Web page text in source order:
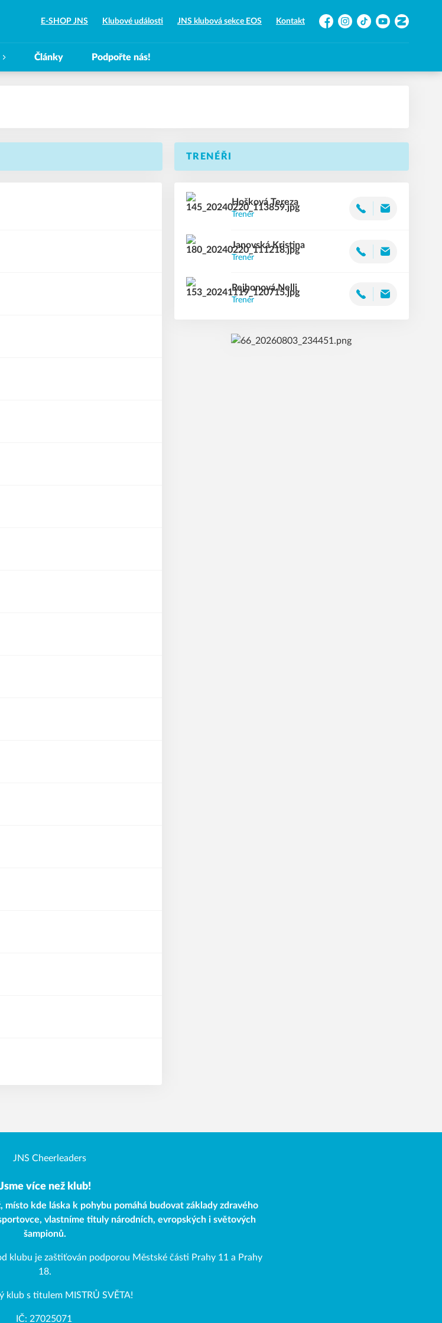
E-SHOP JNS Klubové události JNS klubová sekce EOS Kontakt
FacebookInstagram
TikTokYouTubeZonerama
Články Podpořte nás!
TRENÉŘI
Tereza
Hošková
Trenér
Kristina
Janovská
Trenér
Nelli
Rejhonová
Trenér
Jsme více než klub!
kde láska k pohybu pomáhá budovat základy zdravého
vlastníme tituly národních, evropských i světových
šampionů.
klubu je zaštiťován podporou Městské části Prahy 11 a Prahy
18.
klub s titulem MISTRŮ SVĚTA!
IČ: 27025071